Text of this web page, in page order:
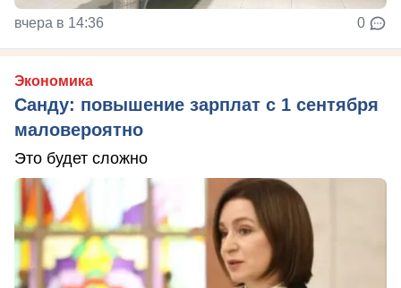
вчера в 14:36 0
Экономика
Санду: повышение зарплат с 1 сентября
маловероятно
Это будет сложно